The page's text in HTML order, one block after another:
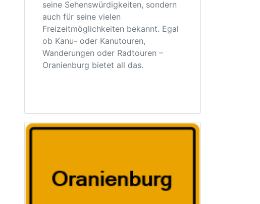
seine Sehenswürdigkeiten, sondern
auch für seine vielen
Freizeitmöglichkeiten bekannt. Egal
ob Kanu- oder Kanutouren,
Wanderungen oder Radtouren –
Oranienburg bietet all das.